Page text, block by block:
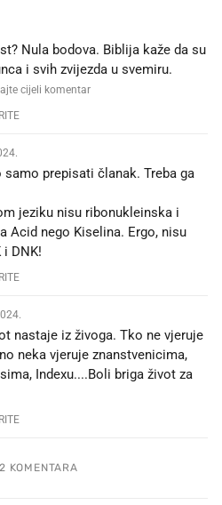
Nula bodova. Biblija kaže da su
i svih zvijezda u svemiru.
cijeli komentar
samo prepisati članak. Treba ga
jeziku nisu ribonukleinska i
Acid nego Kiselina. Ergo, nisu
i DNK!
nastaje iz živoga. Tko ne vjeruje
neka vjeruje znanstvenicima,
Indexu....Boli briga život za
KOMENTARA